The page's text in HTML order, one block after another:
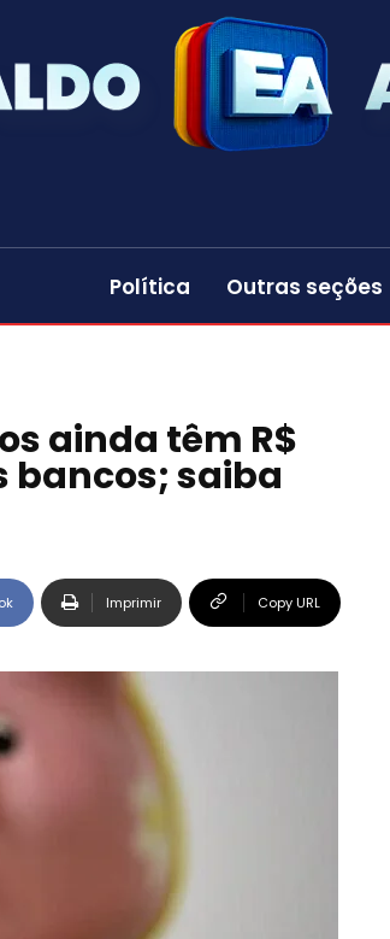
Política Outras seções
ainda têm R$
bancos; saiba
Imprimir Copy URL